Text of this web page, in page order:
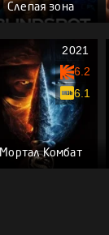
Слепая зона
Мортал Комбат
2021
6.2
6.1